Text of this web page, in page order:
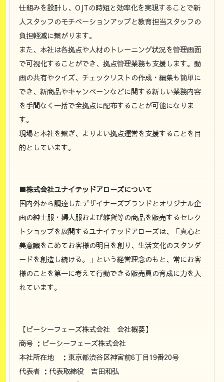
仕組みを設計し、OJTの時短と効率化を実現することで新
人スタッフのモチベーションアップと教育担当スタッフの
負担軽減に繋がります。
また、本社は各拠点や人材のトレーニング状況を管理画面
で可視化することができ、拠点管理業務も支援します。動
画の共有やクイズ、チェックリストの作成・編集も簡単に
でき、新商品やキャンペーンなどに関する新しい業務内容
を手間なく一括で全拠点に配布することが可能になりま
す。
現場と本社を繋ぎ、よりよい拠点運営を支援することを目
的としています。
■株式会社ユナイテッドアローズについて
国内外から調達したデザイナーズブランドとオリジナル企
画の紳士服・婦人服および雑貨等の商品を販売するセレク
トショップを展開するユナイテッドアローズは、「真心と
美意識をこめてお客様の明日を創り、生活文化のスタンダ
ードを創造し続ける。」という経営理念のもと、常にお客
様のことを第一に考えて行動できる販売員の育成に力を入
れています。
【ピーシーフェーズ株式会社 会社概要】
商号 ：ピーシーフェーズ株式会社
本社所在地 ：東京都渋谷区神宮前6丁目19番20号
代表者 ：代表取締役 吉田和弘